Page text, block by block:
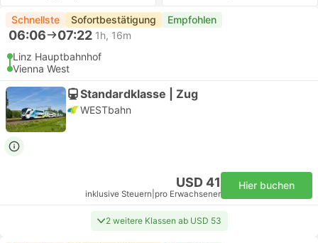
Schnellste Sofortbestätigung Empfohlen
06:06 07:22 1h, 16m
Linz Hauptbahnhof
Vienna West
Standardklasse | Zug
WESTbahn
USD 41
inklusive Steuern pro Erwachsener
Hier buchen
2 weitere Klassen ab USD 53